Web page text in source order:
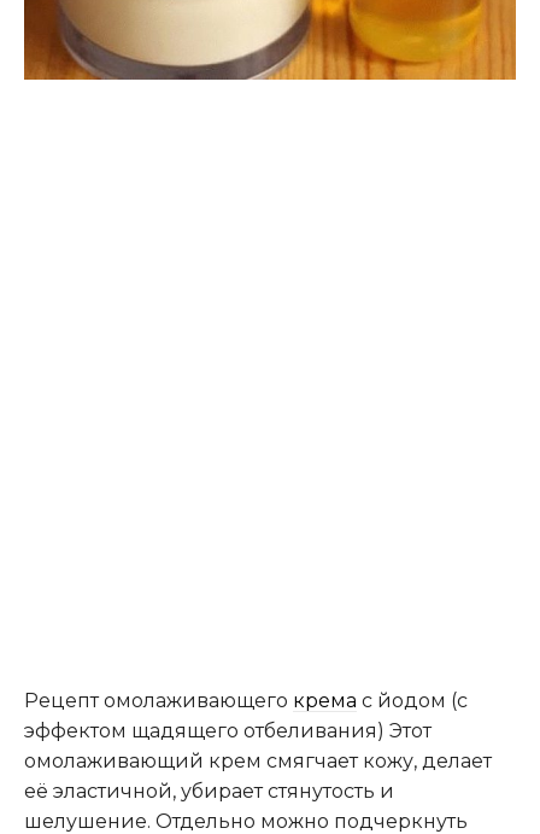
Рецепт омолаживающего крема с йодом (с
эффектом щадящего отбеливания) Этот
омолаживающий крем смягчает кожу, делает
её эластичной, убирает стянутость и
шелушение. Отдельно можно подчеркнуть